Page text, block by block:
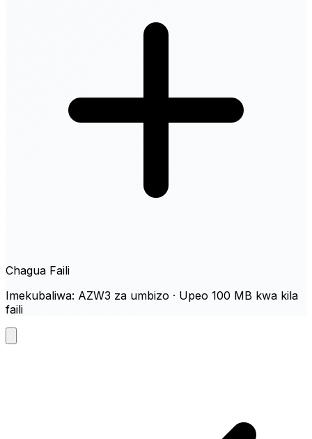
Chagua Faili
Imekubaliwa: AZW3 za umbizo · Upeo 100 MB kwa kila
faili